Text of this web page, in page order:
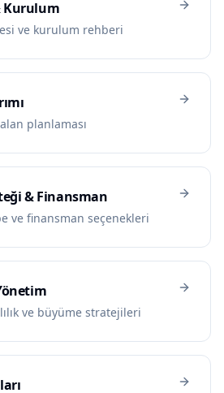
Kurulum
ve kurulum rehberi
planlaması
& Finansman
ve finansman seçenekleri
ve büyüme stratejileri